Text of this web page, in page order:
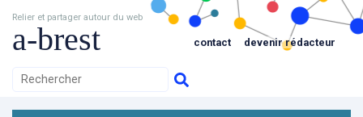
Relier et partager autour du web
a-brest contact devenir rédacteur